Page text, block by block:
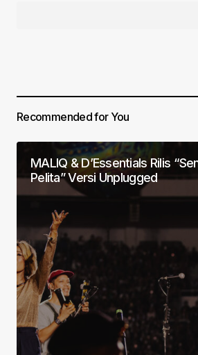
Recommended for You
MALIQ & D’Essentials Rilis
Pelita” Versi Unplugged